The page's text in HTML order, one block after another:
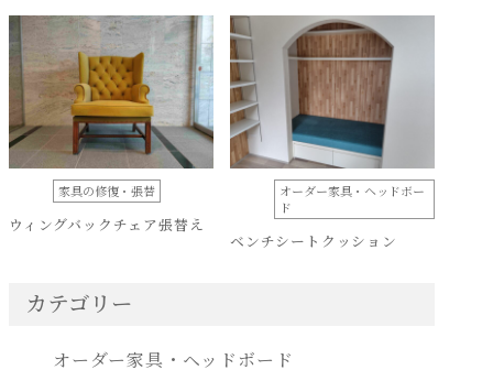
家具の修復・張替
ウィングバックチェア張替え
オーダー家具・ヘッドボー
ド
ベンチシートクッション
カテゴリー
オーダー家具・ヘッドボード